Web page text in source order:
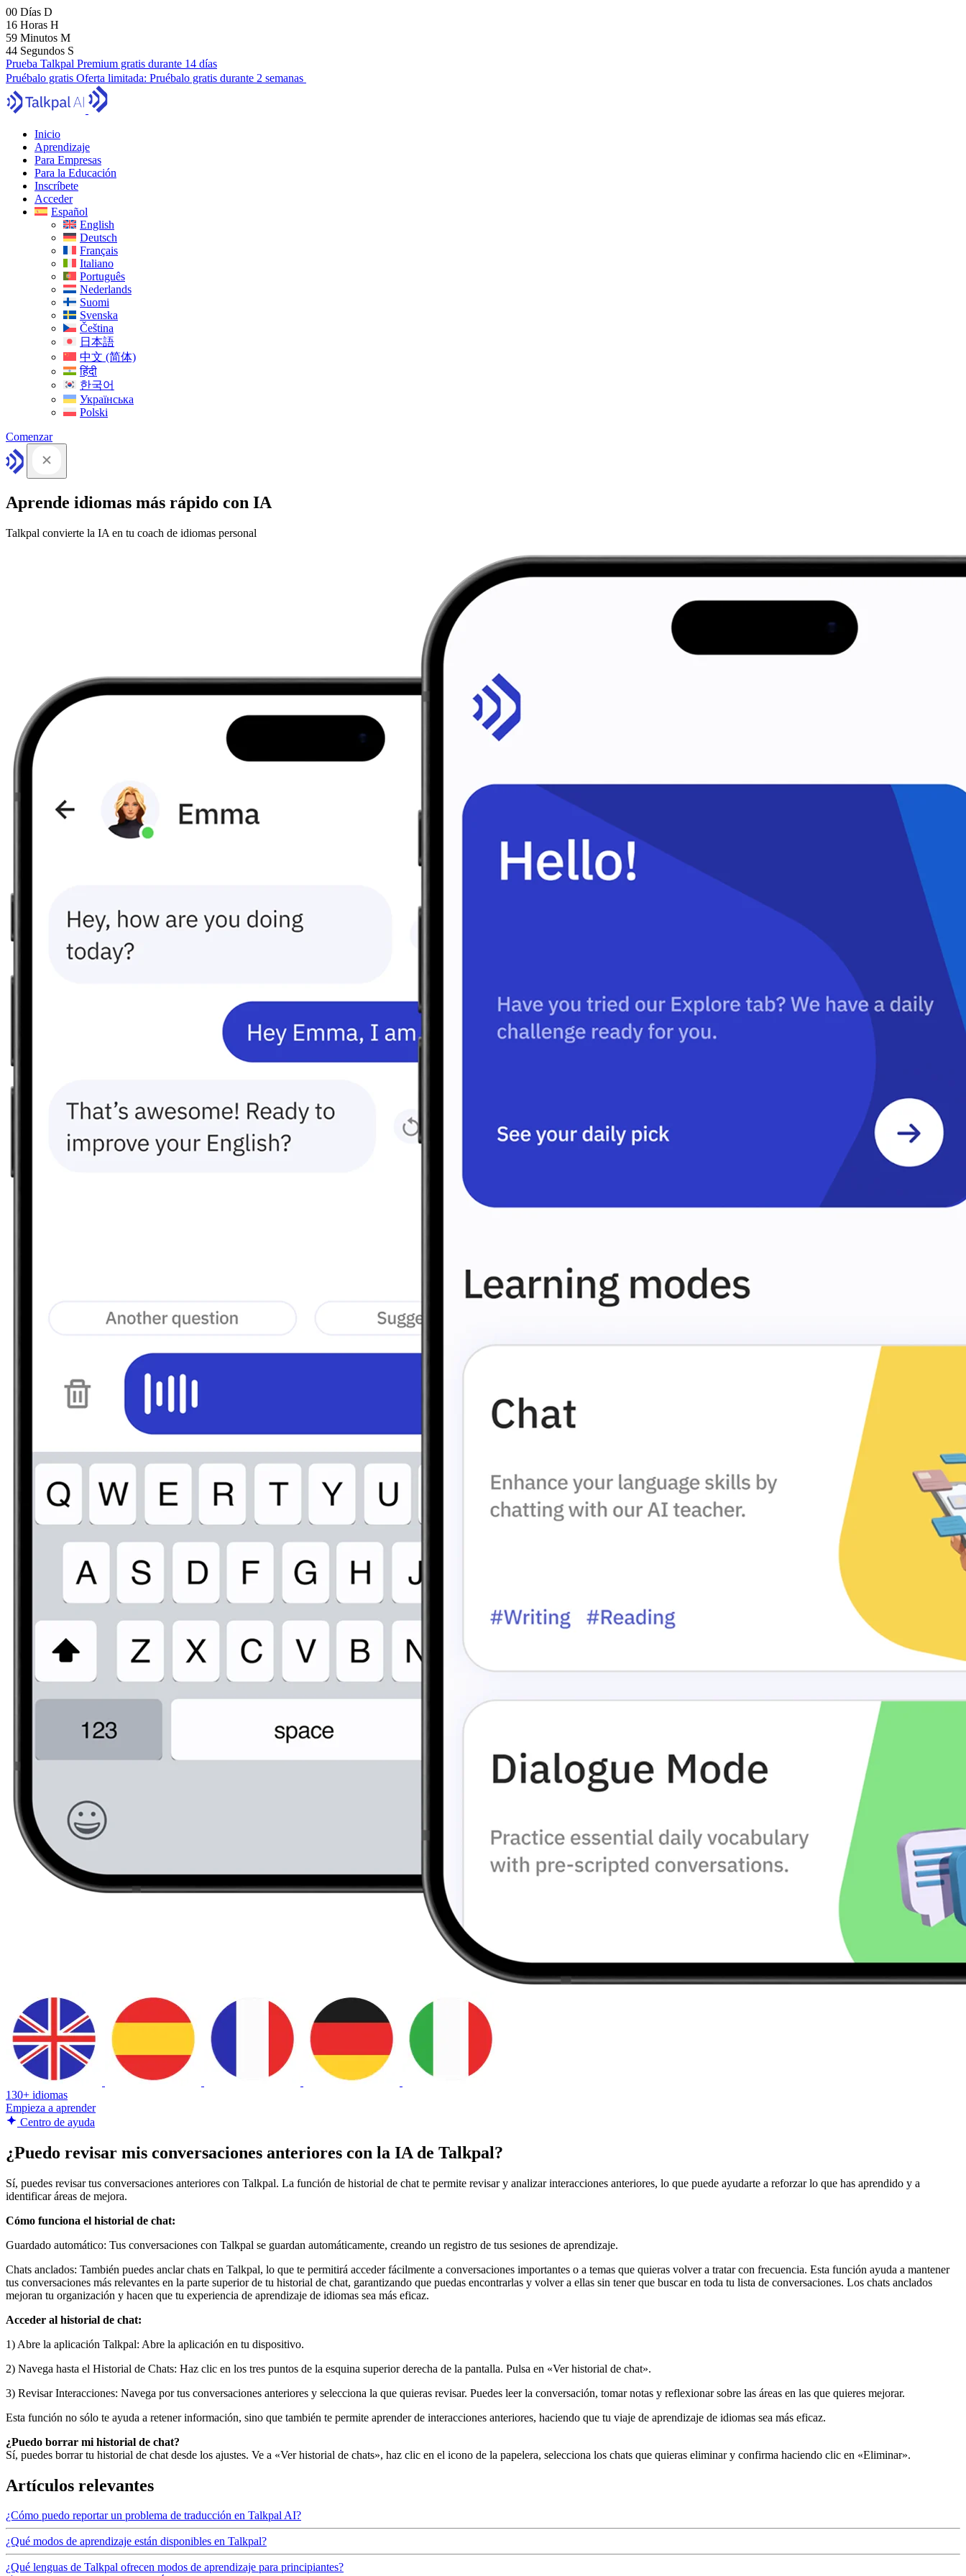
00 Días D
16 Horas H
59 Minutos M
43 Segundos S
Prueba Talkpal Premium gratis durante 14 días
Pruébalo gratis Oferta limitada: Pruébalo gratis durante 2 semanas
Inicio
Aprendizaje
Para Empresas
Para la Educación
Inscríbete
Acceder
Español
English
Deutsch
Français
Italiano
Português
Nederlands
Suomi
Svenska
Čeština
日本語
中文 (简体)
हिंदी
한국어
Українська
Polski
Comenzar
Aprende idiomas más rápido con IA
Talkpal convierte la IA en tu coach de idiomas personal
130+ idiomas
Empieza a aprender
Centro de ayuda
¿Puedo revisar mis conversaciones anteriores con la IA de Talkpal?
Sí, puedes revisar tus conversaciones anteriores con Talkpal. La función de historial de chat te permite revisar y analizar interacciones anteriores, lo que puede ayudarte a reforzar lo que has aprendido y a
identificar áreas de mejora.
Cómo funciona el historial de chat:
Guardado automático: Tus conversaciones con Talkpal se guardan automáticamente, creando un registro de tus sesiones de aprendizaje.
Chats anclados: También puedes anclar chats en Talkpal, lo que te permitirá acceder fácilmente a conversaciones importantes o a temas que quieras volver a tratar con frecuencia. Esta función ayuda a mantener
tus conversaciones más relevantes en la parte superior de tu historial de chat, garantizando que puedas encontrarlas y volver a ellas sin tener que buscar en toda tu lista de conversaciones. Los chats anclados
mejoran tu organización y hacen que tu experiencia de aprendizaje de idiomas sea más eficaz.
Acceder al historial de chat:
1) Abre la aplicación Talkpal: Abre la aplicación en tu dispositivo.
2) Navega hasta el Historial de Chats: Haz clic en los tres puntos de la esquina superior derecha de la pantalla. Pulsa en «Ver historial de chat».
3) Revisar Interacciones: Navega por tus conversaciones anteriores y selecciona la que quieras revisar. Puedes leer la conversación, tomar notas y reflexionar sobre las áreas en las que quieres mejorar.
Esta función no sólo te ayuda a retener información, sino que también te permite aprender de interacciones anteriores, haciendo que tu viaje de aprendizaje de idiomas sea más eficaz.
¿Puedo borrar mi historial de chat?
Sí, puedes borrar tu historial de chat desde los ajustes. Ve a «Ver historial de chats», haz clic en el icono de la papelera, selecciona los chats que quieras eliminar y confirma haciendo clic en «Eliminar».
Artículos relevantes
¿Cómo puedo reportar un problema de traducción en Talkpal AI?
¿Qué modos de aprendizaje están disponibles en Talkpal?
¿Qué lenguas de Talkpal ofrecen modos de aprendizaje para principiantes?